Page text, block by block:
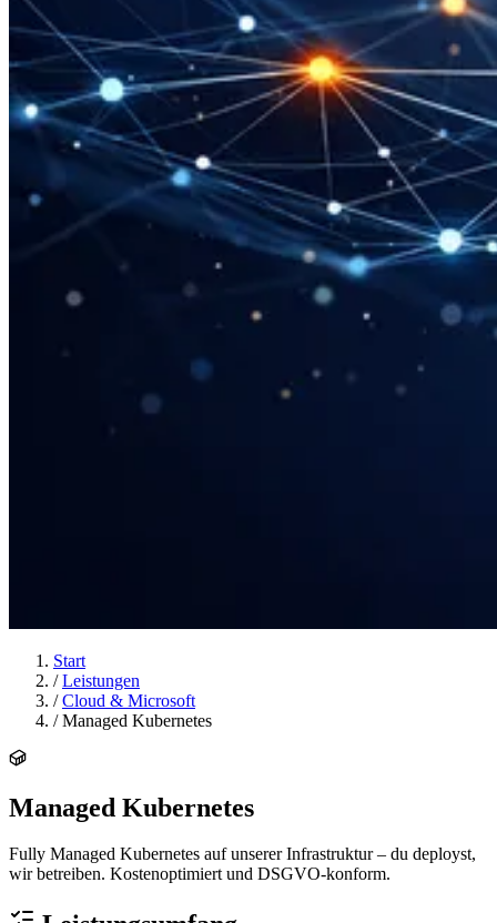
Start
/ Leistungen
/ Cloud & Microsoft
/ Managed Kubernetes
Managed Kubernetes
Fully Managed Kubernetes auf unserer Infrastruktur – du deployst,
wir betreiben. Kostenoptimiert und DSGVO-konform.